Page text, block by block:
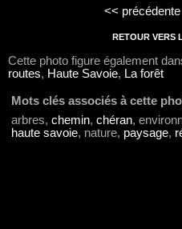
<< précédente
RETOUR VERS
Cette photo figure également
routes, Haute Savoie, La forêt
Mots clés associés à cette
arbres, chemin, chéran,
haute savoie, nature, paysage,